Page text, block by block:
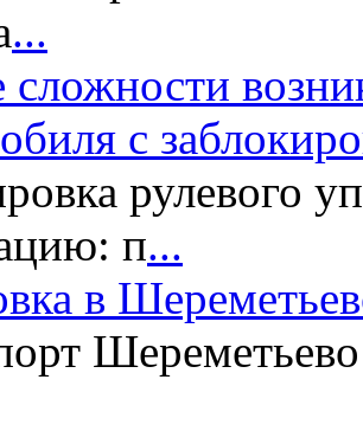
...
сложности
с
рулевого
п...
в
Шереметьево